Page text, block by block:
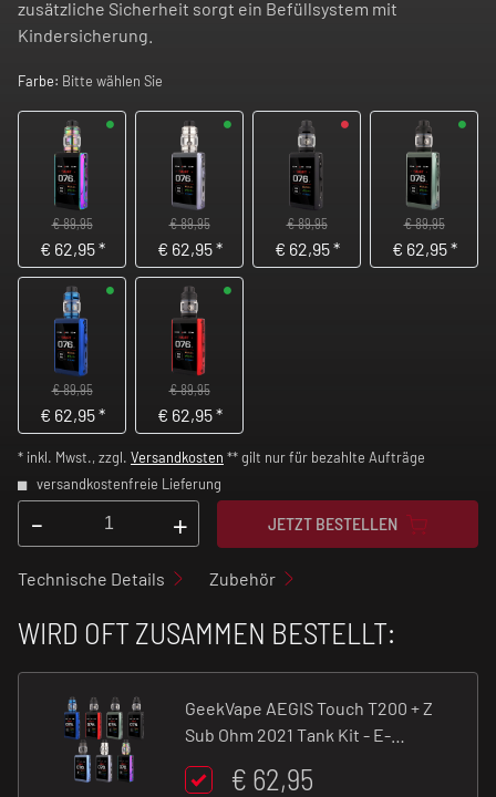
zusätzliche Sicherheit sorgt ein Befüllsystem mit
Kindersicherung.
Farbe: Bitte wählen Sie
€ 89,95
€ 62,95*
€ 89,95
€ 62,95*
€ 89,95
€ 62,95*
€ 89,95
€ 62,95*
€ 89,95
€ 62,95*
€ 89,95
€ 62,95*
* inkl. Mwst., zzgl. Versandkosten ** gilt nur für bezahlte Aufträge
versandkostenfreie Lieferung
- + JETZT BESTELLEN
Technische Details Zubehör
WIRD OFT ZUSAMMEN BESTELLT:
GeekVape AEGIS Touch T200 + Z
Sub Ohm 2021 Tank Kit - E-
Zigarette - 200 W - 5 ml
€ 62,95